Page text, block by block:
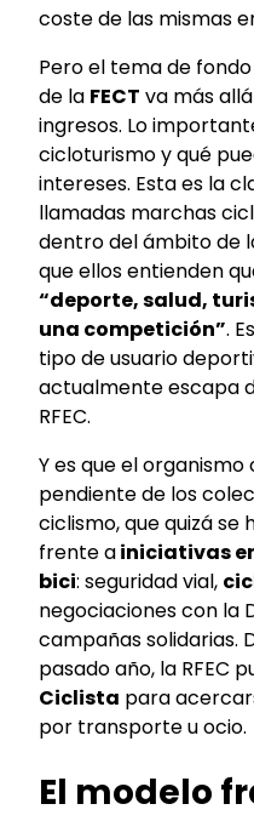
coste de las mismas
Pero el tema de
de la FECT va más
ingresos. Lo
cicloturismo y qué
intereses. Esta es la
llamadas marchas
dentro del ámbito de
que ellos entienden
“deporte, salud,
una competición”.
tipo de usuario
actualmente escapa
RFEC.
Y es que el
pendiente de los
ciclismo, que quizá se
frente ainiciativas
bici: seguridad vial,
negociaciones con la
campañas solidarias.
pasado año, la RFEC
Ciclista para
por transporte u ocio.
El modelo